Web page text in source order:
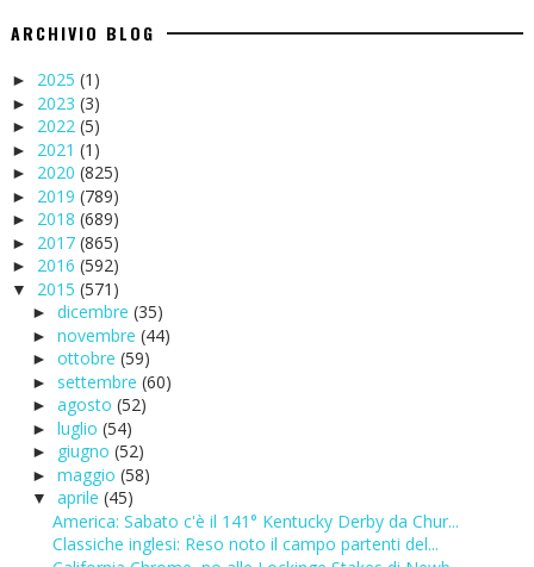
ARCHIVIO BLOG
► 2025 (1)
► 2023 (3)
► 2022 (5)
► 2021 (1)
► 2020 (825)
► 2019 (789)
► 2018 (689)
► 2017 (865)
► 2016 (592)
▼ 2015 (571)
► dicembre (35)
► novembre (44)
► ottobre (59)
► settembre (60)
► agosto (52)
► luglio (54)
► giugno (52)
► maggio (58)
▼ aprile (45)
America: Sabato c'è il 141° Kentucky Derby da Chur...
Classiche inglesi: Reso noto il campo partenti del...